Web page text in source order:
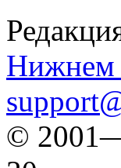
Нижнем
©